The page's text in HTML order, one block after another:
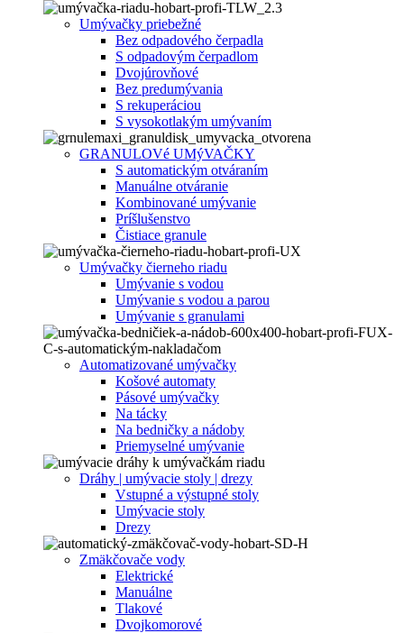
Umývačky priebežné
Bez odpadového čerpadla
S odpadovým čerpadlom
Dvojúrovňové
Bez predumývania
S rekuperáciou
S vysokotlakým umývaním
GRANULOVé UMýVAČKY
S automatickým otváraním
Manuálne otváranie
Kombinované umývanie
Príšlušenstvo
Čistiace granule
Umývačky čierneho riadu
Umývanie s vodou
Umývanie s vodou a parou
Umývanie s granulami
Automatizované umývačky
Košové automaty
Pásové umývačky
Na tácky
Na bedničky a nádoby
Priemyselné umývanie
Dráhy | umývacie stoly | drezy
Vstupné a výstupné stoly
Umývacie stoly
Drezy
Zmäkčovače vody
Elektrické
Manuálne
Tlakové
Dvojkomorové